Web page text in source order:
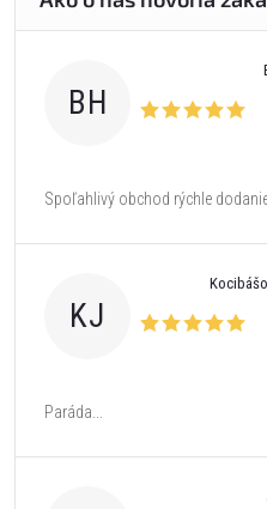
BH
Spoľahlivý obchod rýchle
KJ
Paráda...